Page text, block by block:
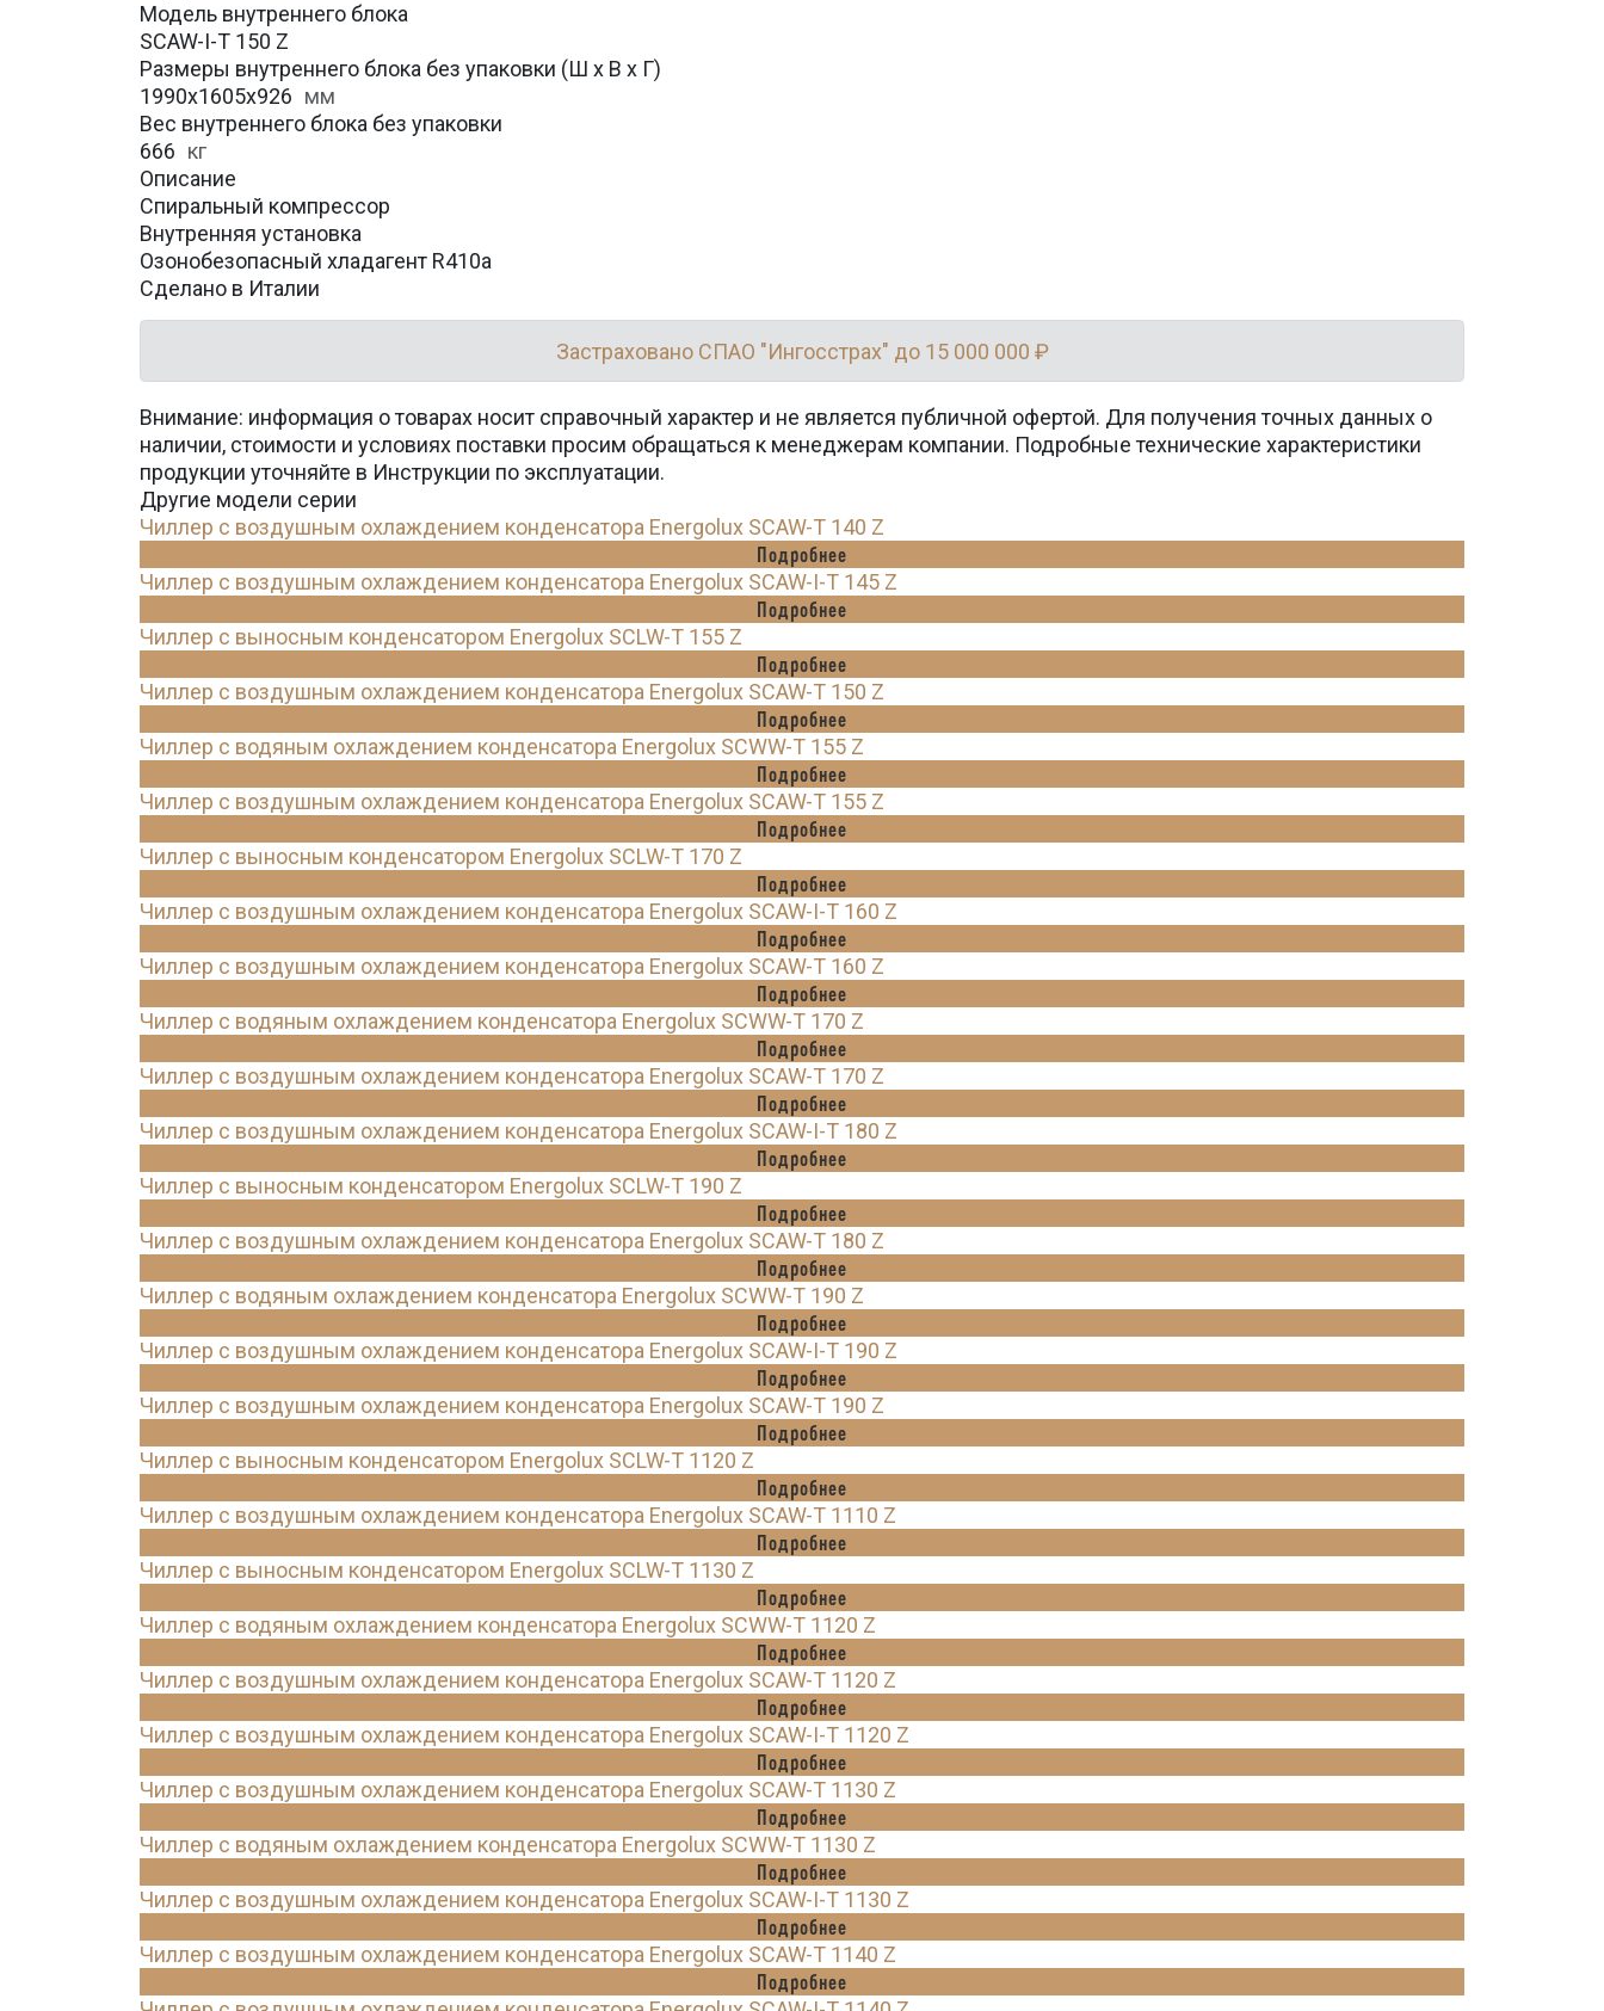
Модель внутреннего блока
SCAW-I-T 150 Z
Размеры внутреннего блока без упаковки (Ш х В х Г)
1990x1605x926 мм
Вес внутреннего блока без упаковки
666 кг
Описание
Спиральный компрессор
Внутренняя установка
Озонобезопасный хладагент R410a
Сделано в Италии
Застраховано СПАО "Ингосстрах" до 15 000 000 ₽
Внимание: информация о товарах носит справочный характер и не является публичной офертой. Для получения точных данных о
наличии, стоимости и условиях поставки просим обращаться к менеджерам компании. Подробные технические характеристики
продукции уточняйте в Инструкции по эксплуатации.
Другие модели серии
Чиллер с воздушным охлаждением конденсатора Energolux SCAW-T 140 Z
Подробнее
Чиллер с воздушным охлаждением конденсатора Energolux SCAW-I-T 145 Z
Подробнее
Чиллер с выносным конденсатором Energolux SCLW-T 155 Z
Подробнее
Чиллер с воздушным охлаждением конденсатора Energolux SCAW-T 150 Z
Подробнее
Чиллер с водяным охлаждением конденсатора Energolux SCWW-T 155 Z
Подробнее
Чиллер с воздушным охлаждением конденсатора Energolux SCAW-T 155 Z
Подробнее
Чиллер с выносным конденсатором Energolux SCLW-T 170 Z
Подробнее
Чиллер с воздушным охлаждением конденсатора Energolux SCAW-I-T 160 Z
Подробнее
Чиллер с воздушным охлаждением конденсатора Energolux SCAW-T 160 Z
Подробнее
Чиллер с водяным охлаждением конденсатора Energolux SCWW-T 170 Z
Подробнее
Чиллер с воздушным охлаждением конденсатора Energolux SCAW-T 170 Z
Подробнее
Чиллер с воздушным охлаждением конденсатора Energolux SCAW-I-T 180 Z
Подробнее
Чиллер с выносным конденсатором Energolux SCLW-T 190 Z
Подробнее
Чиллер с воздушным охлаждением конденсатора Energolux SCAW-T 180 Z
Подробнее
Чиллер с водяным охлаждением конденсатора Energolux SCWW-T 190 Z
Подробнее
Чиллер с воздушным охлаждением конденсатора Energolux SCAW-I-T 190 Z
Подробнее
Чиллер с воздушным охлаждением конденсатора Energolux SCAW-T 190 Z
Подробнее
Чиллер с выносным конденсатором Energolux SCLW-T 1120 Z
Подробнее
Чиллер с воздушным охлаждением конденсатора Energolux SCAW-T 1110 Z
Подробнее
Чиллер с выносным конденсатором Energolux SCLW-T 1130 Z
Подробнее
Чиллер с водяным охлаждением конденсатора Energolux SCWW-T 1120 Z
Подробнее
Чиллер с воздушным охлаждением конденсатора Energolux SCAW-T 1120 Z
Подробнее
Чиллер с воздушным охлаждением конденсатора Energolux SCAW-I-T 1120 Z
Подробнее
Чиллер с воздушным охлаждением конденсатора Energolux SCAW-T 1130 Z
Подробнее
Чиллер с водяным охлаждением конденсатора Energolux SCWW-T 1130 Z
Подробнее
Чиллер с воздушным охлаждением конденсатора Energolux SCAW-I-T 1130 Z
Подробнее
Чиллер с воздушным охлаждением конденсатора Energolux SCAW-T 1140 Z
Подробнее